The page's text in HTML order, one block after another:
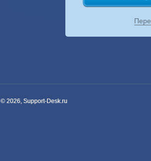
© 2026, Support-Desk.ru